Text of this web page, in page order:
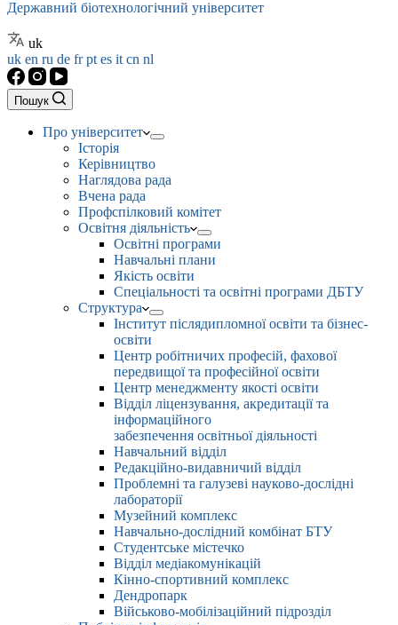
Державний біотехнологічний університет
uk
uk en ru de frpt es it cn nl
Пошук
Про університет
Історія
Керівництво
Наглядова рада
Вчена рада
Профспілковий комітет
Освітня діяльність
Освітні програми
Навчальні плани
Якість освіти
Спеціальності та освітні програми ДБТУ
Структура
Інститут післядипломної освіти та бізнес-
освіти
Центр робітничих професій, фахової
передвищої та професійної освіти
Центр менеджменту якості освіти
Відділ ліцензування, акредитації та
інформаційного
забезпечення освітньої діяльності
Навчальний відділ
Редакційно-видавничий відділ
Проблемні та галузеві науково-дослідні
лабораторії
Музейний комплекс
Навчально-дослідний комбінат БТУ
Студентське містечко
Відділ медіакомунікацій
Кінно-спортивний комплекс
Дендропарк
Військово-мобілізаційний підрозділ